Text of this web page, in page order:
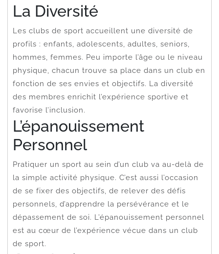
La Diversité
Les clubs de sport accueillent une diversité de
profils : enfants, adolescents, adultes, seniors,
hommes, femmes. Peu importe l’âge ou le niveau
physique, chacun trouve sa place dans un club en
fonction de ses envies et objectifs. La diversité
des membres enrichit l’expérience sportive et
favorise l’inclusion.
L’épanouissement
Personnel
Pratiquer un sport au sein d’un club va au-delà de
la simple activité physique. C’est aussi l’occasion
de se fixer des objectifs, de relever des défis
personnels, d’apprendre la persévérance et le
dépassement de soi. L’épanouissement personnel
est au cœur de l’expérience vécue dans un club
de sport.